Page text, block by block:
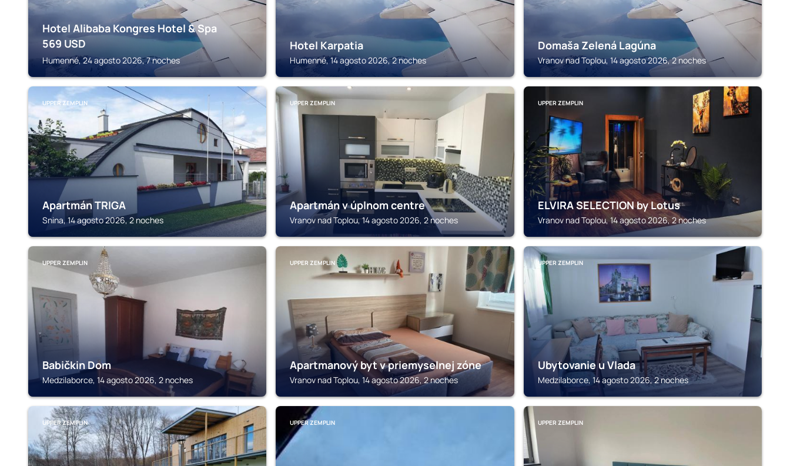
Hotel Alibaba Kongres Hotel & Spa
569 USD
Humenné, 24 agosto 2026, 7 noches
Hotel Karpatia
Humenné, 14 agosto 2026, 2 noches
Domaša Zelená Lagúna
Vranov nad Toplou, 14 agosto 2026, 2 noches
UPPER ZEMPLIN
Apartmán TRIGA
Snina, 14 agosto 2026, 2 noches
UPPER ZEMPLIN
Apartmán v úplnom centre
Vranov nad Toplou, 14 agosto 2026, 2 noches
UPPER ZEMPLIN
ELVIRA SELECTION by Lotus
Vranov nad Toplou, 14 agosto 2026, 2 noches
UPPER ZEMPLIN
Babičkin Dom
Medzilaborce, 14 agosto 2026, 2 noches
UPPER ZEMPLIN
Apartmanový byt v priemyselnej zóne
Vranov nad Toplou, 14 agosto 2026, 2 noches
UPPER ZEMPLIN
Ubytovanie u Vlada
Medzilaborce, 14 agosto 2026, 2 noches
UPPER ZEMPLIN UPPER ZEMPLIN UPPER ZEMPLIN